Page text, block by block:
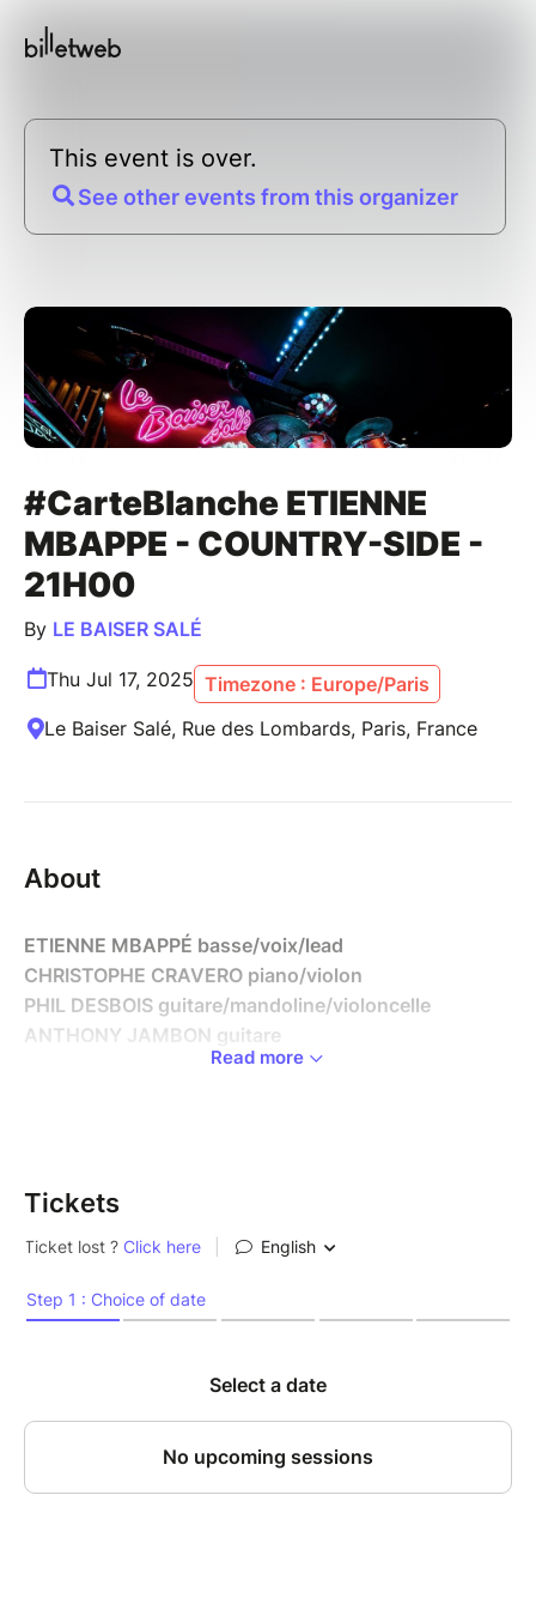
This event is over.
See other events from this organizer
#CarteBlanche ETIENNE
MBAPPE - COUNTRY-SIDE -
21H00
By LE BAISER SALÉ
Thu Jul 17, 2025 Timezone : Europe/Paris
Le Baiser Salé, Rue des Lombards, Paris, France
About
ETIENNE MBAPPÉ basse/voix/lead
CHRISTOPHE CRAVERO piano/violon
PHIL DESBOIS guitare/mandoline/violoncelle
ANTHONY JAMBON guitare
NICOLAS VICCARO batterie
Pendant 3 jours, Etienne Mbappé revient avec son
équipe de grandes pointures après plusieurs dates de
#CarteBlanche au club, où un de ses projets les plus
chers qui naîtra courant 2025, a pu être travaillé,
unique à chaque concert : un Album Country – Folk,
introduisant des ingrédients colorés et épicés de son
Afrique natale. Accompagné de ses 4 fidèles
Read more
Tickets